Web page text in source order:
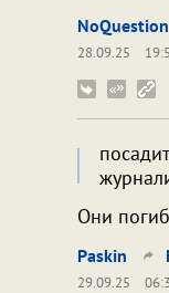
NoQuestion
28.09.25
Они
Paskin
29.09.25